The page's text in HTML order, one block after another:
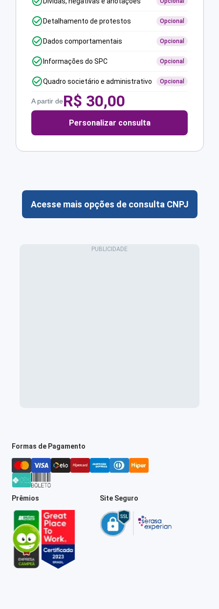
Detalhamento de protestos Opcional
Dados comportamentais Opcional
Informações do SPC Opcional
Quadro societário e administrativo Opcional
A partir deR$ 30,00
Personalizar consulta
Acesse mais opções de consulta CNPJ
Formas de Pagamento
Prêmios Site Seguro